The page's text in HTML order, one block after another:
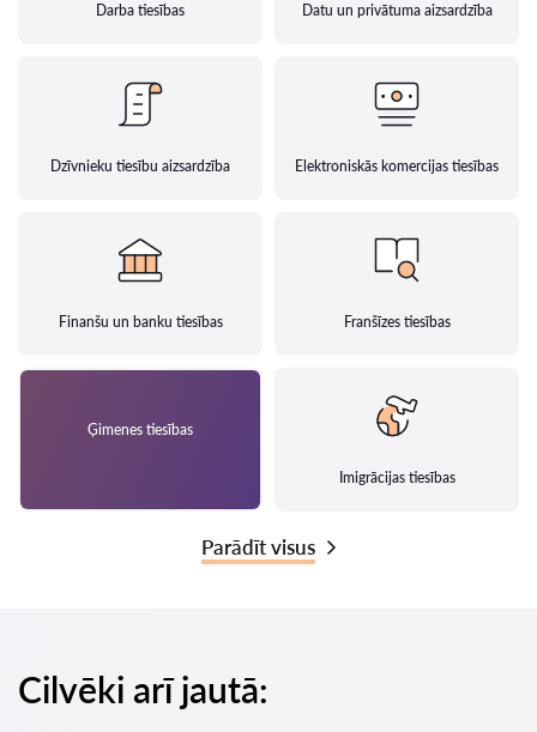
Darba tiesības Datu un privātuma aizsardzība
Dzīvnieku tiesību aizsardzība Elektroniskās komercijas tiesības
Finanšu un banku tiesības Franšīzes tiesības
Ģimenes tiesības
Imigrācijas tiesības
Parādīt visus
Cilvēki arī jautā: